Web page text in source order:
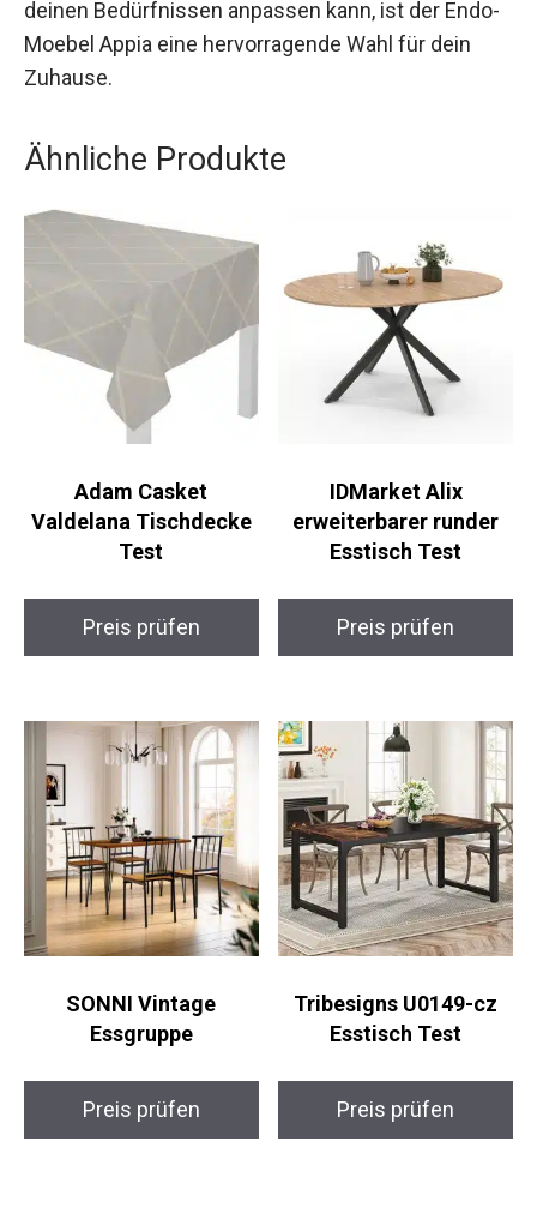
deinen Bedürfnissen anpassen kann, ist der Endo-
Moebel Appia eine hervorragende Wahl für dein
Zuhause.
Ähnliche Produkte
Adam Casket
Valdelana Tischdecke
Test
Preis prüfen
IDMarket Alix
erweiterbarer runder
Esstisch Test
Preis prüfen
SONNI Vintage
Essgruppe
Preis prüfen
Tribesigns U0149-cz
Esstisch Test
Preis prüfen